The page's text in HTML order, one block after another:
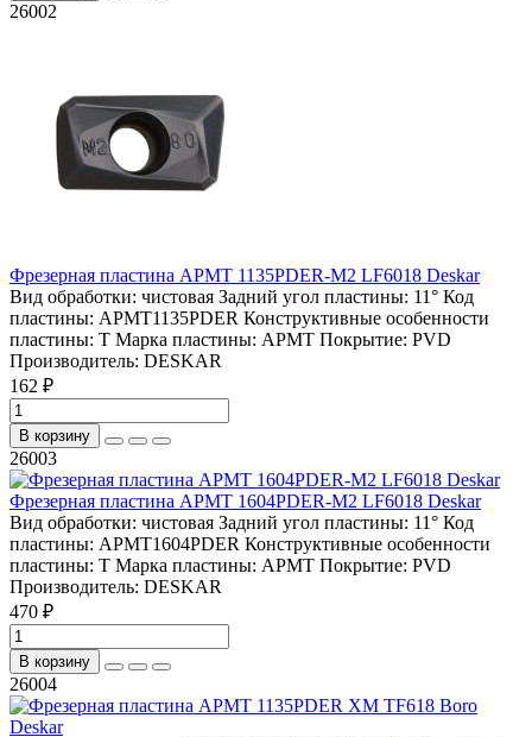
26002
Фрезерная пластина APMT 1135PDER-M2 LF6018 Deskar
Вид обработки: чистовая Задний угол пластины: 11° Код
пластины: APMT1135PDER Конструктивные особенности
пластины: T Марка пластины: APMT Покрытие: PVD
Производитель: DESKAR
162 ₽
В корзину
26003
Фрезерная пластина APMT 1604PDER-M2 LF6018 Deskar
Вид обработки: чистовая Задний угол пластины: 11° Код
пластины: APMT1604PDER Конструктивные особенности
пластины: T Марка пластины: APMT Покрытие: PVD
Производитель: DESKAR
470 ₽
В корзину
26004